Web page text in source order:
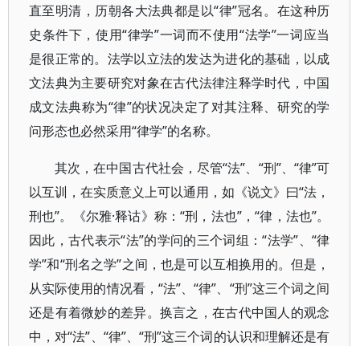
直至明清，历朝各大法典都是以“律”冠名。在这种历
史条件下，使用“律学”一词而不使用“法学”一词应当
是很正常的。法学以立法的发达为进化的基础，以成
文法典为主要研究对象在古代法律注释学时代，中国
成文法典称为“律”的状况决定了对其注释、研究的学
问形态也必然采用“律学”的名称。
其次，在中国古代社会，尽管“法”、“刑”、“律”可
以互训，在实质意义上可以通用，如《说文》曰“法，
刑也”。《尔雅·释诂》称：“刑，法也”，“律，法也”。
因此，古代表示“法”的学问的三个词组：“法学”、“律
学”和“刑名之学”之间，也是可以互相换用的。但是，
从实际使用的情况看，“法”、“律”、“刑”这三个词之间
还是有着微妙的差异。换言之，在古代中国人的观念
中，对“法”、“律”、“刑”这三个词的认识和理解还是有